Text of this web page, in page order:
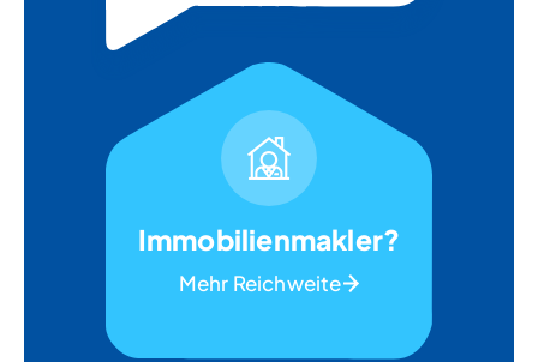
Immobilienmakler?
Mehr Reichweite